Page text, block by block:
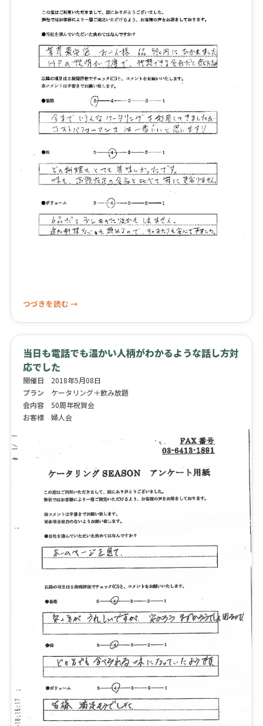
つづきを読む →
当日も電話でも温かい人柄がわかるような話し方対
応でした
開催日
2018年5月08日
プラン
ケータリング＋飲み放題
会内容
50周年祝賀会
お客様
婦人会